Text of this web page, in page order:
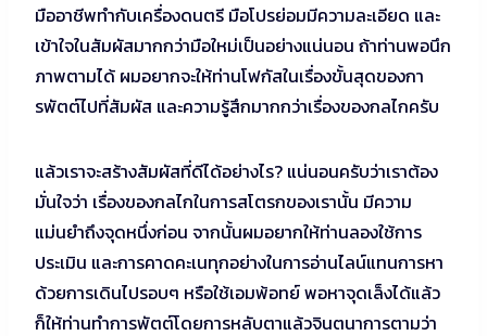
มืออาชีพทำกับเครื่องดนตรี มือโปรย่อมมีความละเอียด และ
เข้าใจในสัมผัสมากกว่ามือใหม่เป็นอย่างแน่นอน ถ้าท่านพอนึก
ภาพตามได้ ผมอยากจะให้ท่านโฟกัสในเรื่องขั้นสุดของกา
รพัตต์ไปที่สัมผัส และความรู้สึกมากกว่าเรื่องของกลไกครับ
แล้วเราจะสร้างสัมผัสที่ดีได้อย่างไร? แน่นอนครับว่าเราต้อง
มั่นใจว่า เรื่องของกลไกในการสโตรกของเรานั้น มีความ
แม่นยำถึงจุดหนึ่งก่อน จากนั้นผมอยากให้ท่านลองใช้การ
ประเมิน และการคาดคะเนทุกอย่างในการอ่านไลน์แทนการหา
ด้วยการเดินไปรอบๆ หรือใช้เอมพ้อทย์ พอหาจุดเล็งได้แล้ว
ก็ให้ท่านทำการพัตต์โดยการหลับตาแล้วจินตนาการตามว่า